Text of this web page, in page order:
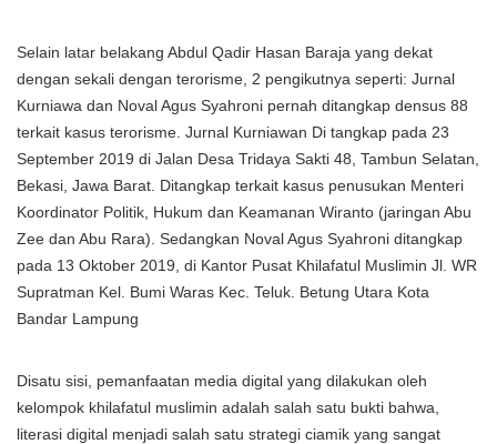
Selain latar belakang Abdul Qadir Hasan Baraja yang dekat
dengan sekali dengan terorisme, 2 pengikutnya seperti: Jurnal
Kurniawa dan Noval Agus Syahroni pernah ditangkap densus 88
terkait kasus terorisme. Jurnal Kurniawan Di tangkap pada 23
September 2019 di Jalan Desa Tridaya Sakti 48, Tambun Selatan,
Bekasi, Jawa Barat. Ditangkap terkait kasus penusukan Menteri
Koordinator Politik, Hukum dan Keamanan Wiranto (jaringan Abu
Zee dan Abu Rara). Sedangkan Noval Agus Syahroni ditangkap
pada 13 Oktober 2019, di Kantor Pusat Khilafatul Muslimin Jl. WR
Supratman Kel. Bumi Waras Kec. Teluk. Betung Utara Kota
Bandar Lampung
Disatu sisi, pemanfaatan media digital yang dilakukan oleh
kelompok khilafatul muslimin adalah salah satu bukti bahwa,
literasi digital menjadi salah satu strategi ciamik yang sangat